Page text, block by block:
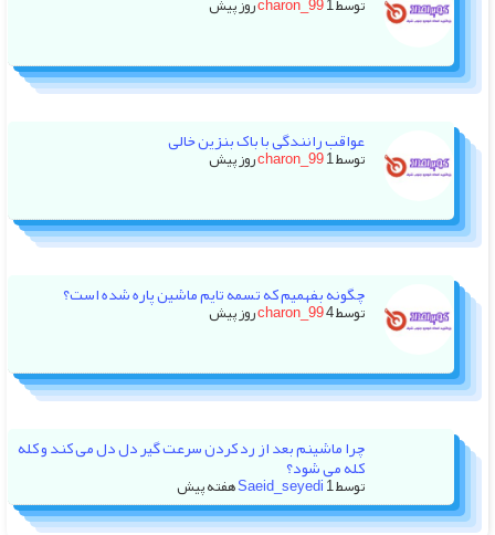
عواقب رانندگی با باک بنزین خالی
توسط charon_991 روز پیش
چگونه بفهمیم که تسمه تایم ماشین پاره شده است؟
توسط charon_994 روز پیش
چرا ماشینم بعد از رد کردن سرعت گیر دل دل می کند و کله
کله می شود؟
توسط Saeid_seyedi1 هفته پیش